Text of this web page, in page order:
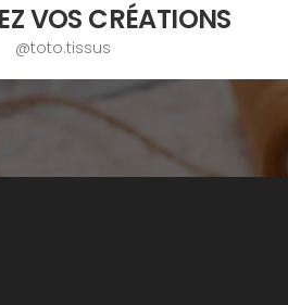
VOS CRÉATIONS
@toto.tissus